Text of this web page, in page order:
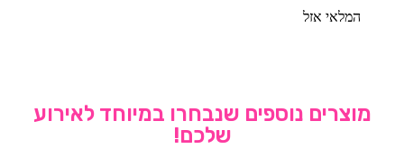
המלאי אזל
מוצרים נוספים שנבחרו במיוחד לאירוע
שלכם!